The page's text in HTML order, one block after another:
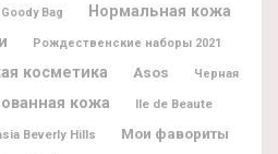
Bag Нормальная кожа
Рождественские наборы 2021
косметика Asos Черная
кожа
Ile de Beaute
Beverly Hills Мои фавориты